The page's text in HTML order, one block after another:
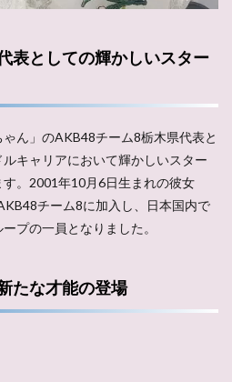
表としての輝かしいスター
ん」のAKB48チーム8栃木県代表と
キャリアにおいて輝かしいスター
す。2001年10月6日生まれの彼女
チーム8に加入し、日本国内で
プの一員となりました。
たな才能の登場